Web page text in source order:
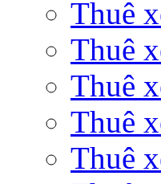
Thuê
Thuê
Thuê
Thuê
Thuê